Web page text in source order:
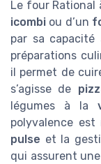
Le four Rational
icombi ou d’un
par sa capacité
préparations
il permet de
s’agisse de
légumes à la
polyvalence
pulse et la
qui assurent